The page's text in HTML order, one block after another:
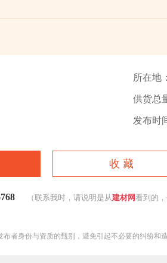
所在地
供货总
发布时
收 藏
（联系我时，请说明是从建材网看到的
者身份与资质的甄别，避免引起不必要的纠纷和